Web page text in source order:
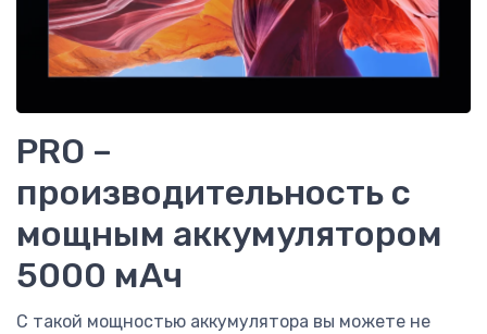
PRO –
производительность c
мощным аккумулятором
5000 мАч
С такой мощностью аккумулятора вы можете не